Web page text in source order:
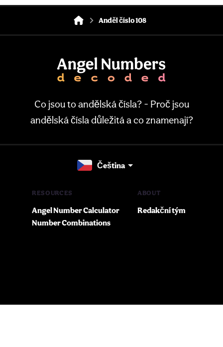
Anděl číslo 108
Co jsou to andělská čísla? - Proč jsou
andělská čísla důležitá a co znamenají?
Čeština
RESOURCES
Angel Number Calculator
Number Combinations
ABOUT
Redakční tým